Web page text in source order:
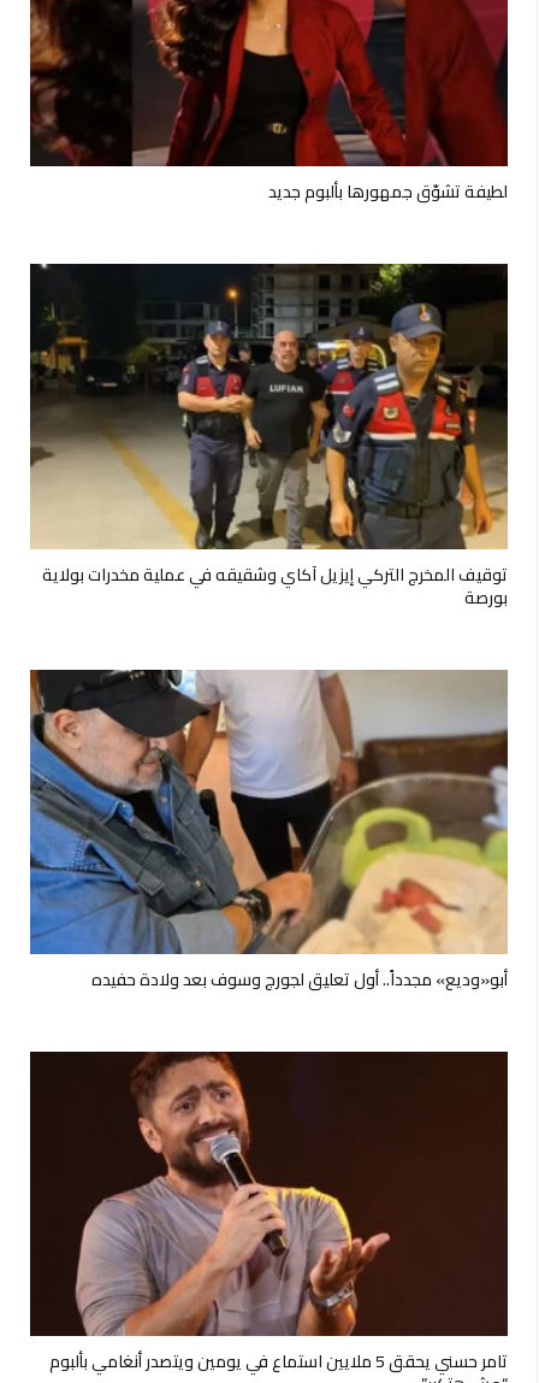
لطيفة تشوّق جمهورها بألبوم جديد
توقيف المخرج التركي إيزيل آكاي وشقيقه في عملية مخدرات بولاية
بورصة
أبو«وديع» مجدداً.. أول تعليق لجورج وسوف بعد ولادة حفيده
تامر حسني يحقق 5 ملايين استماع في يومين ويتصدر أنغامي بألبوم